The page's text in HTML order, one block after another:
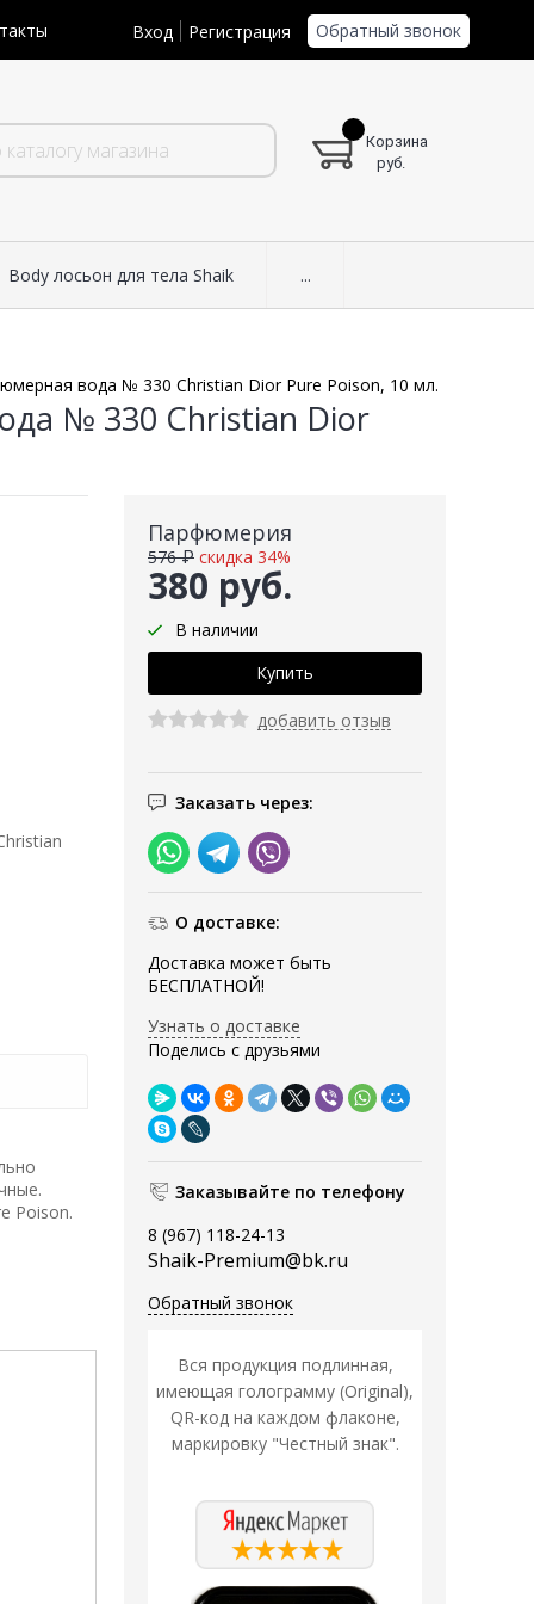
Вход Регистрация Обратный звонок
Корзина
руб.
Body лосьон для тела Shaik ...
вода № 330 Christian Dior Pure Poison, 10 мл.
№ 330 Christian Dior
Парфюмерия
380 руб.
576 ₽ скидка 34%
В наличии
добавить отзыв
Заказать через:
О доставке:
Доставка может быть
БЕСПЛАТНОЙ!
Узнать о доставке
Поделись с друзьями
Заказывайте по телефону
8 (967) 118-24-13
Shaik-Premium@bk.ru
Обратный звонок
Вся продукция подлинная,
имеющая голограмму (Original),
QR-код на каждом флаконе,
маркировку "Честный знак".
Poison.